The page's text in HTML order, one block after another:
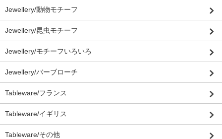
Jewellery/動物モチーフ
Jewellery/昆虫モチーフ
Jewellery/モチーフいろいろ
Jewellery/バーブローチ
Tableware/フランス
Tableware/イギリス
Tableware/その他